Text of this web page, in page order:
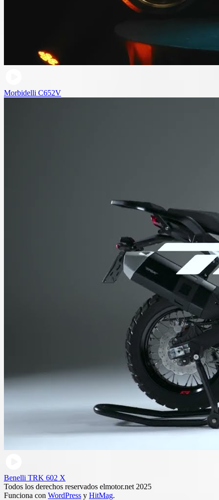
Morbidelli C652V
Benelli TRK 602 X
Todos los derechos reservados elmotor.net 2025
Funciona con WordPress y HitMag.